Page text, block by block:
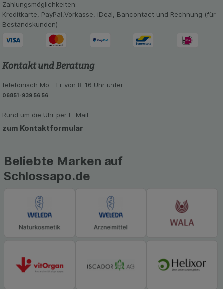
Informationen über die Art und Weise der Nutzung
unserer Website sammeln, mit deren Hilfe wir
unsere Website weiter für Sie optimieren können,
den Inhalt auf unserer Website aber auch die
Werbung auf Drittseiten möglichst relevant für Sie
hierfür teilweise an Dritte wie z.B. Google oder
soziale Medien übertragen werden.
Zahlungsmöglichkeiten:
Kreditkarte, PayPal,Vorkasse, iDeal, Bancontact und Rechnung (für
Bestandskunden)
Kontakt und Beratung
telefonisch Mo - Fr von 8-16 Uhr unter
06851-939 56 56
Rund um die Uhr per E-Mail
zum Kontaktformular
Beliebte Marken auf
Schlossapo.de